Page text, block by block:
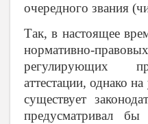
очередного звания
Так, в настоящее
нормативно-
регулирующих
аттестации, однако
существует
предусматривал бы